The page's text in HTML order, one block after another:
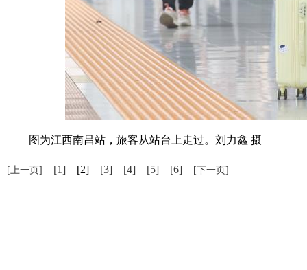
图为江西南昌站，旅客从站台上走过。刘力鑫 摄
[上一页] [1] [2] [3] [4] [5] [6] [下一页]